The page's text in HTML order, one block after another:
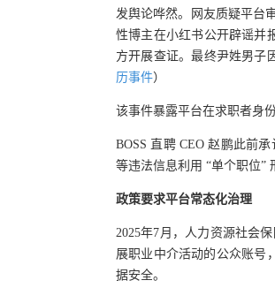
发舆论哗然。网友质疑平台
性博主在小红书公开辟谣并
方开展查证。最终尹姓男子
历事件）
该事件暴露平台在求职者身
BOSS 直聘 CEO 赵鹏此前
等违法信息利用 “单个职位”
政策要求平台常态化治理
2025年7月，人力资源社会
展职业中介活动的公众账号
据安全。